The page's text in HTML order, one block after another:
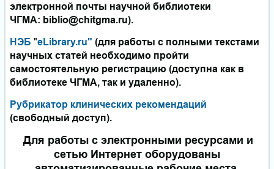
электронной почты научной библиотеки
ЧГМА: biblio@chitgma.ru).
НЭБ "eLibrary.ru" (для работы с полными текстами
научных статей необходимо пройти
самостоятельную регистрацию (доступна как в
библиотеке ЧГМА, так и удаленно).
Рубрикатор клинических рекомендаций
(свободный доступ).
Для работы с электронными ресурсами и
сетью Интернет оборудованы